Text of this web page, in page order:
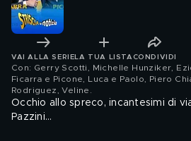
VAI ALLA SERIE LA TUA LISTA CONDIVIDI
Con: Gerry Scotti, Michelle Hunziker,
Ficarra e Picone, Luca e Paolo, Piero
Rodriguez, Veline
Occhio allo spreco, incantesimi di
Pazzini...